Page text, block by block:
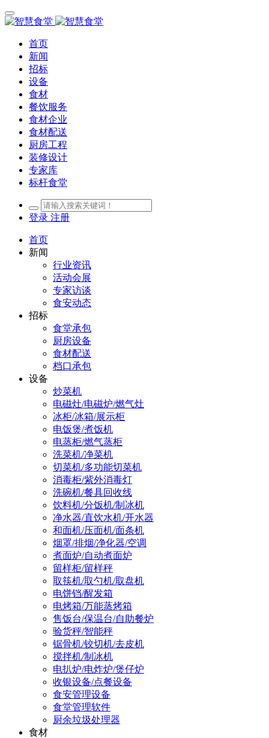
首页
新闻
招标
设备
食材
餐饮服务
食材企业
食材配送
厨房工程
装修设计
专家库
标杆食堂
登录 注册
首页
新闻
行业资讯
活动会展
专家访谈
食安动态
招标
食堂承包
厨房设备
食材配送
档口承包
设备
炒菜机
电磁灶/电磁炉/燃气灶
冰柜/冰箱/展示柜
电饭煲/煮饭机
电蒸柜/燃气蒸柜
洗菜机/净菜机
切菜机/多功能切菜机
消毒柜/紫外消毒灯
洗碗机/餐具回收线
饮料机/分饭机/制冰机
净水器/直饮水机/开水器
和面机/压面机/面条机
烟罩/排烟/净化器/空调
煮面炉/自动煮面炉
留样柜/留样秤
取筷机/取勺机/取盘机
电饼铛/醒发箱
电烤箱/万能蒸烤箱
售饭台/保温台/自助餐炉
验货秤/智能秤
锯骨机/铰切机/去皮机
搅拌机/制冰机
电扒炉/电炸炉/煲仔炉
收银设备/点餐设备
食安管理设备
食堂管理软件
厨余垃圾处理器
食材